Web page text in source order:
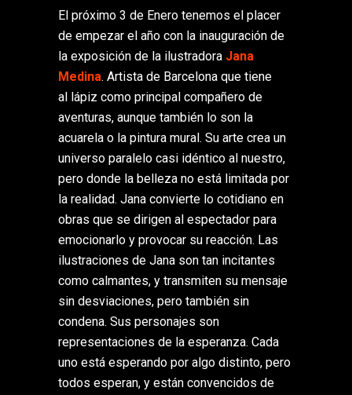
El próximo 3 de Enero tenemos el placer
de empezar el año con la inauguración de
la exposición de la ilustradora Jana
Medina. Artista de Barcelona que tiene
al lápiz como principal compañero de
aventuras, aunque también lo son la
acuarela o la pintura mural. Su arte crea un
universo paralelo casi idéntico al nuestro,
pero donde la belleza no está limitada por
la realidad. Jana convierte lo cotidiano en
obras que se dirigen al espectador para
emocionarlo y provocar su reacción. Las
ilustraciones de Jana son tan incitantes
como calmantes, y transmiten su mensaje
sin desviaciones, pero también sin
condena. Sus personajes son
representaciones de la esperanza. Cada
uno está esperando por algo distinto, pero
todos esperan, y están convencidos de